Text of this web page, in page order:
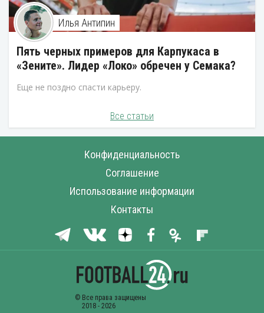
Илья Антипин
Пять черных примеров для Карпукаса в
«Зените». Лидер «Локо» обречен у Семака?
Еще не поздно спасти карьеру.
Все статьи
Конфиденциальность
Соглашение
Использование информации
Контакты